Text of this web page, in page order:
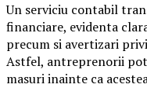
Un serviciu contabil
financiare, evidenta
precum si avertizari
Astfel, antreprenorii
masuri inainte ca